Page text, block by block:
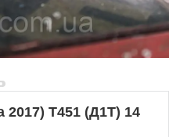
2017) T451 (Д1Т) 14